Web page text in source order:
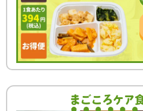
まごころケア